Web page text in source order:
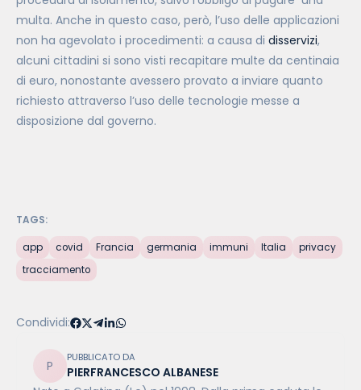
multa. Anche in questo caso, però, l’uso delle applicazioni
non ha agevolato i procedimenti: a causa di disservizi,
alcuni cittadini si sono visti recapitare multe da centinaia
di euro, nonostante avessero provato a inviare quanto
richiesto attraverso l’uso delle tecnologie messe a
disposizione dal governo.
TAGS:
app covid Francia germania immuni Italia
privacy
tracciamento
Condividi:
PUBBLICATO DA
PIERFRANCESCO ALBANESE